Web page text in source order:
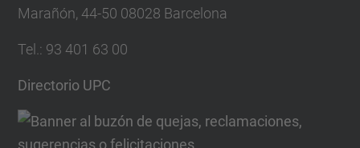
Marañón, 44-50 08028 Barcelona
Tel. : 93 401 63 00
Directorio UPC